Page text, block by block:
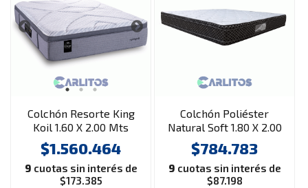
Colchón Resorte King
Koil 1.60 X 2.00 Mts
Brighton Con
Europillow
$1.560.464
9 cuotas sin interés de
$173.385
Colchón Poliéster
Natural Soft 1.80 X 2.00
Mts Sense Super
Pillow
$784.783
9 cuotas sin interés de
$87.198